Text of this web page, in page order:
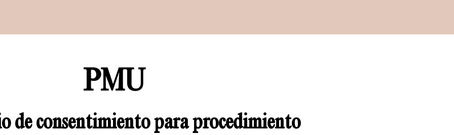
PMU
de consentimiento para procedimiento